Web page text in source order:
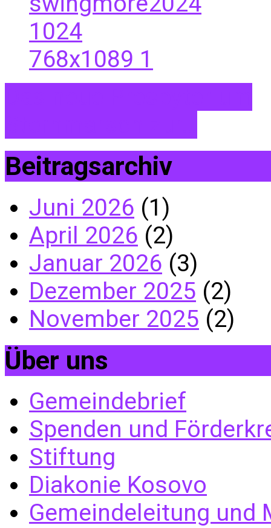
Beitragsarchiv
Juni 2026 (1)
April 2026 (2)
Januar 2026 (3)
Dezember 2025 (2)
November 2025 (2)
Über uns
Gemeindebrief
Spenden und
Stiftung
Diakonie Kosovo
Gemeindeleitung und